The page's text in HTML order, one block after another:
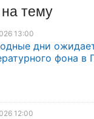
на тему
13:00
дни
фона в
12:00